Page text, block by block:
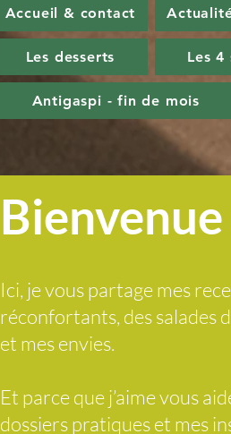
Accueil & contact
Les desserts Les 4
Antigaspi - fin de mois
Ici, je vous partage mes
réconfortants, des salades
et mes envies.
Et parce que j’aime vous
dossiers pratiques et mes